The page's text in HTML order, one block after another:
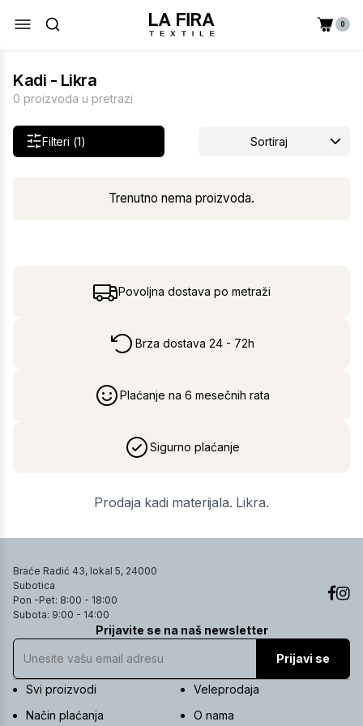
0
Kadi - Likra
0 proizvoda u pretrazi
Filteri (1) Sortiraj
Trenutno nema proizvoda.
Povoljna dostava po metraži
Brza dostava 24 - 72h
Plaćanje na 6 mesečnih rata
Sigurno plaćanje
Prodaja kadi materijala. Likra.
Braće Radić 43, lokal 5, 24000
Subotica
Pon -Pet: 8:00 - 18:00
Subota: 9:00 - 14:00
Prijavite se na naš newsletter
Prijavi se
Svi proizvodi
Veleprodaja
Način plaćanja
O nama